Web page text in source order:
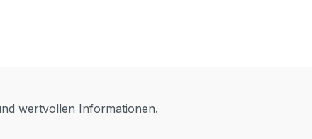
wertvollen Informationen.